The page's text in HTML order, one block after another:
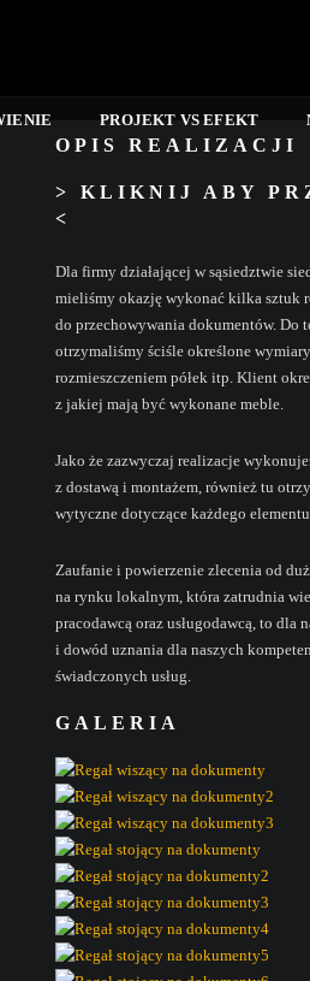
PROJEKT VS EFEKT
OPIS REALIZACJI
> KLIKNIJ ABY
<
Dla firmy działającej w sąsiedztwie
mieliśmy okazję wykonać kilka sztuk
do przechowywania dokumentów. Do
otrzymaliśmy ściśle określone
rozmieszczeniem półek itp. Klient
z jakiej mają być wykonane meble.
Jako że zazwyczaj realizacje
z dostawą i montażem, również tu
wytyczne dotyczące każdego
Zaufanie i powierzenie zlecenia od
na rynku lokalnym, która zatrudnia
pracodawcą oraz usługodawcą, to dla
i dowód uznania dla naszych
świadczonych usług.
GALERIA